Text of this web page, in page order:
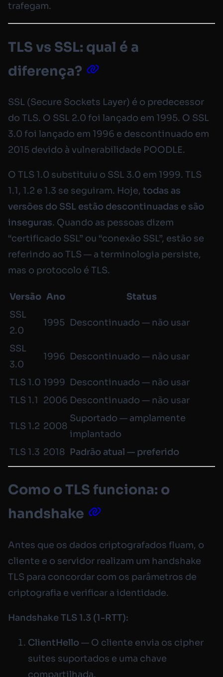
trafegam.
TLS vs SSL: qual é a
diferença?
SSL (Secure Sockets Layer) é o predecessor
do TLS. O SSL 2.0 foi lançado em 1995. O SSL
3.0 foi lançado em 1996 e descontinuado em
2015 devido à vulnerabilidade POODLE.
O TLS 1.0 substituiu o SSL 3.0 em 1999. TLS
1.1, 1.2 e 1.3 se seguiram. Hoje, todas as
versões do SSL estão descontinuadas e são
inseguras. Quando as pessoas dizem
“certificado SSL” ou “conexão SSL”, estão se
referindo ao TLS — a terminologia persiste,
mas o protocolo é TLS.
Versão Ano
Status
SSL
2.0
1995 Descontinuado — não usar
SSL
3.0
1996 Descontinuado — não usar
TLS 1.0 1999 Descontinuado — não usar
TLS 1.1 2006 Descontinuado — não usar
TLS 1.2 2008
Suportado — amplamente
implantado
TLS 1.3 2018 Padrão atual — preferido
Como o TLS funciona: o
handshake
Antes que os dados criptografados fluam, o
cliente e o servidor realizam um handshake
TLS para concordar com os parâmetros de
criptografia e verificar a identidade.
Handshake TLS 1.3 (1-RTT):
ClientHello — O cliente envia os cipher
suites suportados e uma chave
compartilhada.